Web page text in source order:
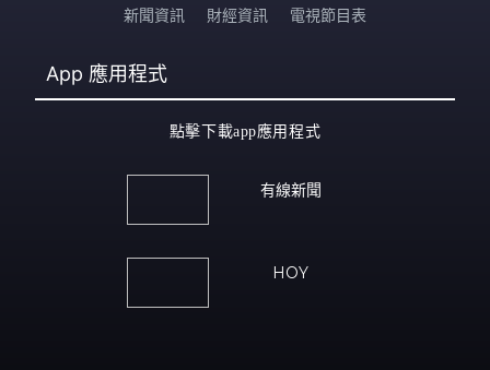
新聞資訊 財經資訊 電視節目表
App 應用程式
點擊下載app應用程式
有線新聞
HOY